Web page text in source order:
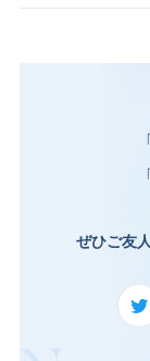
ぜひご友